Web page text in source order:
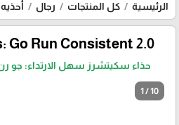
الرئيسية كل المنتجات رجال
Go Run Consistent 2.0
حذاء سكيتشرز سهل الارتداء: جو رن
1 / 10